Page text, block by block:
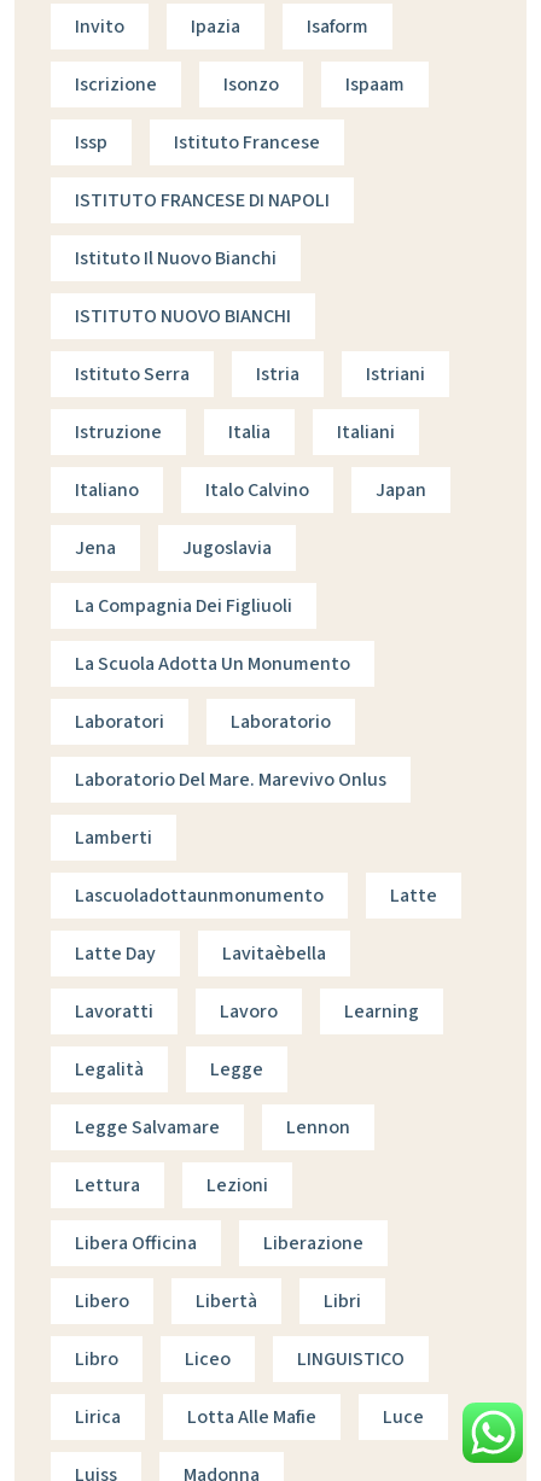
Invito Ipazia Isaform
Iscrizione Isonzo Ispaam
Issp Istituto Francese
ISTITUTO FRANCESE DI NAPOLI
Istituto Il Nuovo Bianchi
ISTITUTO NUOVO BIANCHI
Istituto Serra Istria Istriani
Istruzione Italia Italiani
Italiano Italo Calvino Japan
Jena Jugoslavia
La Compagnia Dei Figliuoli
La Scuola Adotta Un Monumento
Laboratori Laboratorio
Laboratorio Del Mare. Marevivo Onlus
Lamberti
Lascuoladottaunmonumento Latte
Latte Day Lavitaèbella
Lavoratti Lavoro Learning
Legalità Legge
Legge Salvamare Lennon
Lettura Lezioni
Libera Officina Liberazione
Libero Libertà Libri
Libro Liceo LINGUISTICO
Lirica Lotta Alle Mafie Luce
Luiss Madonna